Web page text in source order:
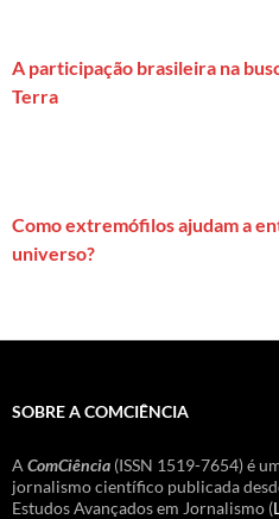
A participação brasileira na
Terra
Como extremófilos ajudam a
universo?
SOBRE A COMCIÊNCIA
A ComCiência (ISSN 1519-7654) é
jornalismo científico publicada
Estudos Avançados em Jornalismo (